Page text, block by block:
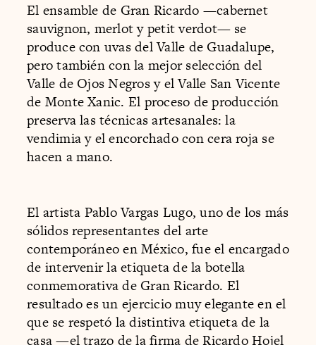
El ensamble de Gran Ricardo —cabernet
sauvignon, merlot y petit verdot— se
produce con uvas del Valle de Guadalupe,
pero también con la mejor selección del
Valle de Ojos Negros y el Valle San Vicente
de Monte Xanic. El proceso de producción
preserva las técnicas artesanales: la
vendimia y el encorchado con cera roja se
hacen a mano.
El artista Pablo Vargas Lugo, uno de los más
sólidos representantes del arte
contemporáneo en México, fue el encargado
de intervenir la etiqueta de la botella
conmemorativa de Gran Ricardo. El
resultado es un ejercicio muy elegante en el
que se respetó la distintiva etiqueta de la
casa —el trazo de la firma de Ricardo Hojel